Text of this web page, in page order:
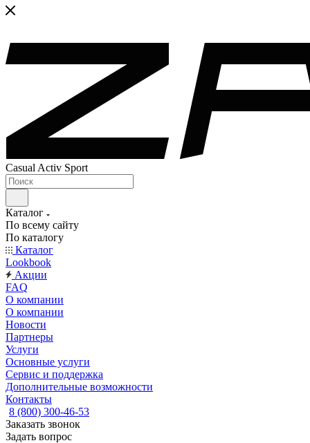
Casual Activ Sport
Каталог
По всему сайту
По каталогу
Каталог
Lookbook
Акции
FAQ
О компании
О компании
Новости
Партнеры
Услуги
Основные услуги
Сервис и поддержка
Дополнительные возможности
Контакты
8 (800) 300-46-53
Заказать звонок
Задать вопрос